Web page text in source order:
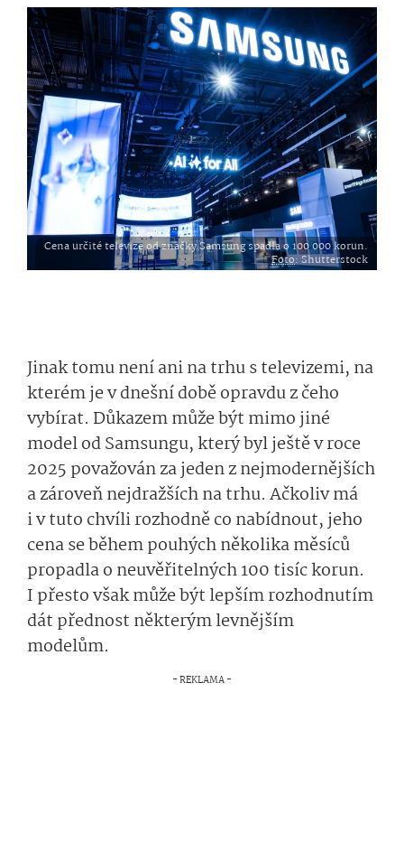
Cena určité televize od značky Samsung spadla o 100 000 korun.
Foto: Shutterstock
Jinak tomu není ani na trhu s televizemi, na
kterém je v dnešní době opravdu z čeho
vybírat. Důkazem může být mimo jiné
model od Samsungu, který byl ještě v roce
2025 považován za jeden z nejmodernějších
a zároveň nejdražších na trhu. Ačkoliv má
i v tuto chvíli rozhodně co nabídnout, jeho
cena se během pouhých několika měsíců
propadla o neuvěřitelných 100 tisíc korun.
I přesto však může být lepším rozhodnutím
dát přednost některým levnějším
modelům.